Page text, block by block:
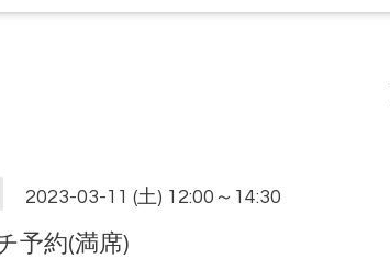
2023-03-11 (土) 12:00～14:30
予約(満席)